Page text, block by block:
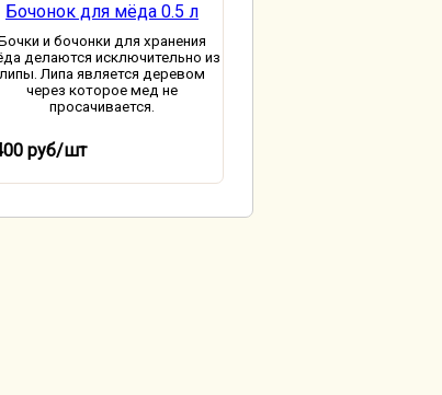
Бочонок для мёда 0.5 л
и бочонки для хранения
делаются исключительно из
липы. Липа является деревом
через которое мед не
просачивается.
руб/шт